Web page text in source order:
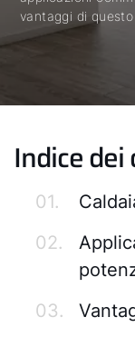
vantaggi di
Indice
01.
02.
03.